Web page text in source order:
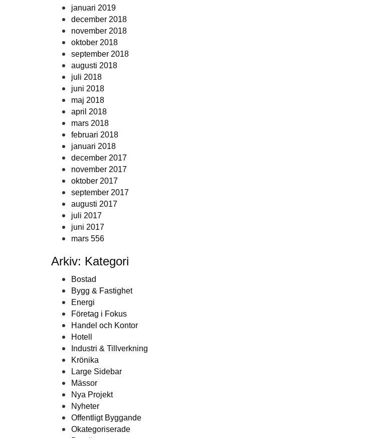
januari 2019
december 2018
november 2018
oktober 2018
september 2018
augusti 2018
juli 2018
juni 2018
maj 2018
april 2018
mars 2018
februari 2018
januari 2018
december 2017
november 2017
oktober 2017
september 2017
augusti 2017
juli 2017
juni 2017
mars 556
Arkiv: Kategori
Bostad
Bygg & Fastighet
Energi
Företag i Fokus
Handel och Kontor
Hotell
Industri & Tillverkning
Krönika
Large Sidebar
Mässor
Nya Projekt
Nyheter
Offentligt Byggande
Okategoriserade